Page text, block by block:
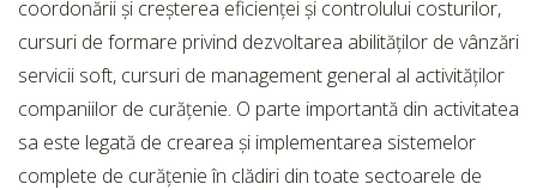
coordonării și creșterea eficienței și controlului costurilor,
cursuri de formare privind dezvoltarea abilităților de vânzări
servicii soft, cursuri de management general al activităților
companiilor de curățenie. O parte importantă din activitatea
sa este legată de crearea și implementarea sistemelor
complete de curățenie în clădiri din toate sectoarele de